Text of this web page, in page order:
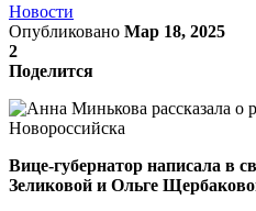
Новости
Опубликовано Мар 18, 2025
2
Поделится
Вице-губернатор написала в
Зеликовой и Ольге